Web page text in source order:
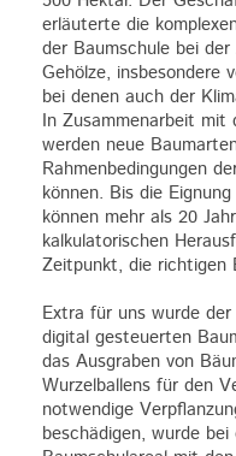
erläuterte die
der Baumschule bei
Gehölze, insbesondere
bei denen auch der
In Zusammenarbeit mit
werden neue
Rahmenbedingungen
können. Bis die
können mehr als 20
kalkulatorischen
Zeitpunkt, die richtigen
Extra für uns wurde
digital gesteuerten
das Ausgraben von
Wurzelballens für den
notwendige
beschädigen, wurde